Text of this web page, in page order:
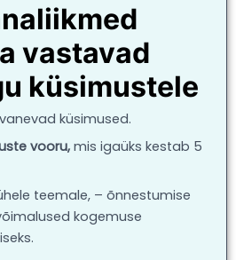
vastavad
küsimustele
küsimused.
vooru,mis igaüks kestab 5
teemale, – õnnestumise
kogemuse